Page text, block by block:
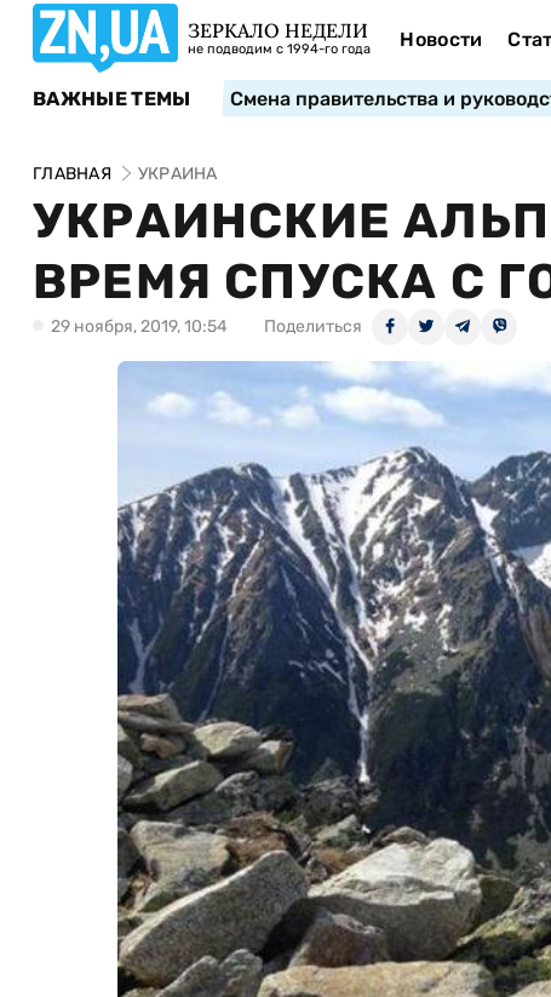
ЗЕРКАЛО НЕДЕЛИ
не подводим с 1994-го года Новости
ВАЖНЫЕ ТЕМЫ Смена правительства и
ГЛАВНАЯ УКРАИНА
УКРАИНСКИЕ
ВРЕМЯ СПУСКА С
29 ноября, 2019, 10:54 Поделиться